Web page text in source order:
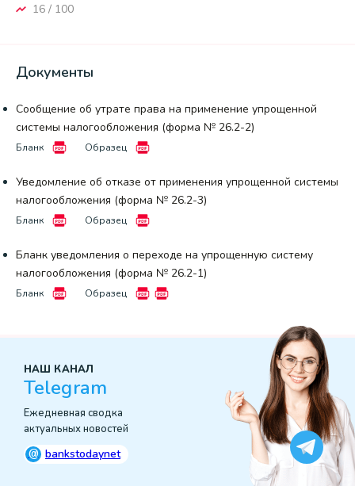
16 / 100
Документы
Сообщение об утрате права на применение упрощенной
системы налогообложения (форма № 26.2-2)
Бланк Образец
Уведомление об отказе от применения упрощенной системы
налогообложения (форма № 26.2-3)
Бланк Образец
Бланк уведомления о переходе на упрощенную систему
налогообложения (форма № 26.2-1)
Бланк Образец
НАШ КАНАЛ
Telegram
Ежедневная сводка
актуальных новостей
@ bankstodaynet